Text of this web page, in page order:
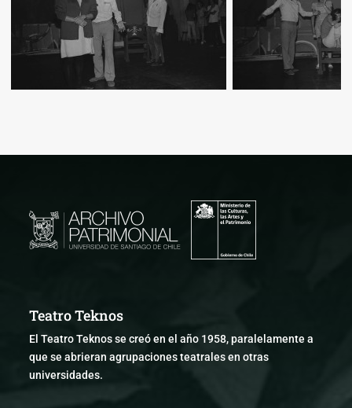
Teatro Teknos
El Teatro Teknos se creó en el año 1958, paralelamente a
que se abrieran agrupaciones teatrales en otras
universidades.